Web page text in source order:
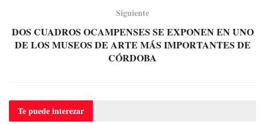
Siguiente
DOS CUADROS OCAMPENSES SE EXPONEN EN UNO
DE LOS MUSEOS DE ARTE MÁS IMPORTANTES DE
CÓRDOBA
Te puedeinterezar